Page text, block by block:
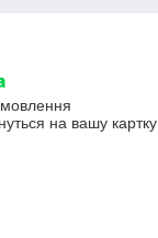
на вашу картку